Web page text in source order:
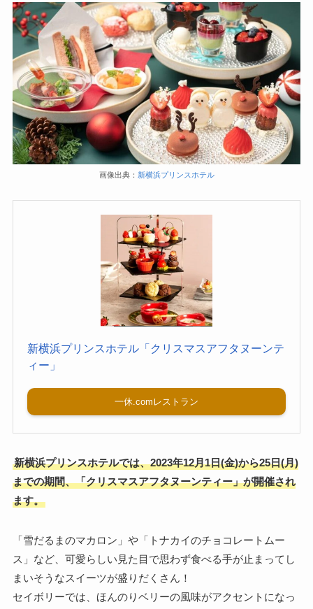
画像出典： 新横浜プリンスホテル
新横浜プリンスホテル「クリスマスアフタヌーンテ
ィー」
一休.comレストラン
新横浜プリンスホテルでは、2023年12月1日(金)から25日(月)
までの期間、「クリスマスアフタヌーンティー」が開催され
ます。
「雪だるまのマカロン」や「トナカイのチョコレートムー
ス」など、可愛らしい見た目で思わず食べる手が止まってし
まいそうなスイーツが盛りだくさん！
セイボリーでは、ほんのりベリーの風味がアクセントになっ